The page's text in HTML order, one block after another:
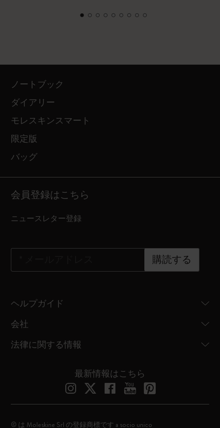
ノートブック
ダイアリー
モレスキンスマート
限定版
バッグ
会員登録はこちら
ニュースレター登録
購読する
ヘルプガイド
会社
法律に関する情報
最新情報はこちら
© は Moleskine Srl の登録商標です a socio unico